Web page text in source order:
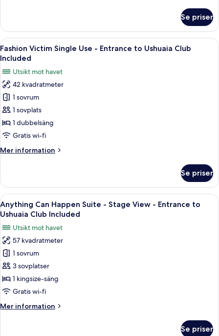
Included
Victim
Room
-
Entrance
Ushuaia
Club
Included
Se priser
Öppna
alla
för
Fashion
Victim
Single
Use
-
to
Included
Ett hotellrum med en säng, en
8
Fashion Victim Single Use - Entrance to Ushuaia Club
Included
Utsikt mot havet
42 kvadratmeter
1 sovrum
1 sovplats
1 dubbelsäng
Gratis wi-fi
Mer information
Mer
Victim
Single
Use
-
to
Ushuaia
Club
Included
Se priser
Öppna
alla
för
Anything
Can
Happen
Suite
-
View
En balkong med utsikt över en
7
Anything Can Happen Suite - Stage View - Entrance to
Ushuaia Club Included
Utsikt mot havet
57 kvadratmeter
1 sovrum
3 sovplatser
1 kingsize-säng
Gratis wi-fi
Mer information
Mer
Se priser